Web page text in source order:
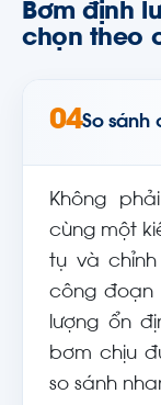
Bơm định
chọn theo
04So sánh
Không
cùng một
tụ và
công đoạn
lượng ổn
bơm chịu
so sánh